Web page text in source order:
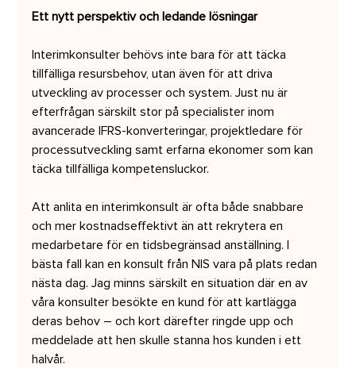
Ett nytt perspektiv och ledande lösningar
Interimkonsulter behövs inte bara för att täcka
tillfälliga resursbehov, utan även för att driva
utveckling av processer och system. Just nu är
efterfrågan särskilt stor på specialister inom
avancerade IFRS-konverteringar, projektledare för
processutveckling samt erfarna ekonomer som kan
täcka tillfälliga kompetensluckor.
Att anlita en interimkonsult är ofta både snabbare
och mer kostnadseffektivt än att rekrytera en
medarbetare för en tidsbegränsad anställning. I
bästa fall kan en konsult från NIS vara på plats redan
nästa dag. Jag minns särskilt en situation där en av
våra konsulter besökte en kund för att kartlägga
deras behov – och kort därefter ringde upp och
meddelade att hen skulle stanna hos kunden i ett
halvår.